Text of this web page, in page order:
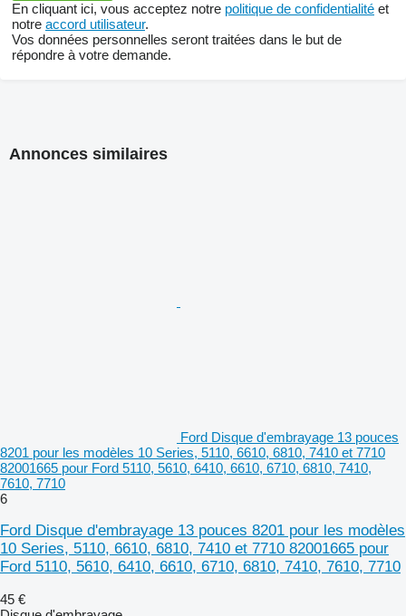
En cliquant ici, vous acceptez notre politique de confidentialité et
notre accord utilisateur.
Vos données personnelles seront traitées dans le but de
répondre à votre demande.
Annonces similaires
Ford Disque d'embrayage 13 pouces
8201 pour les modèles 10 Series, 5110, 6610, 6810, 7410 et 7710
82001665 pour Ford 5110, 5610, 6410, 6610, 6710, 6810, 7410,
7610, 7710
6
Ford Disque d'embrayage 13 pouces 8201 pour les modèles
10 Series, 5110, 6610, 6810, 7410 et 7710 82001665 pour
Ford 5110, 5610, 6410, 6610, 6710, 6810, 7410, 7610, 7710
45 €